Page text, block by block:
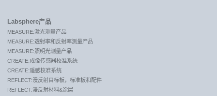
Labsphere产品
MEASURE:激光测量产品
MEASURE:透射率和反射率测量产品
MEASURE:照明光测量产品
CREATE:成像传感器校准系统
CREATE:遥感校准系统
REFLECT:漫反射目标板，标准板和配件
REFLECT:漫反射材料&涂层